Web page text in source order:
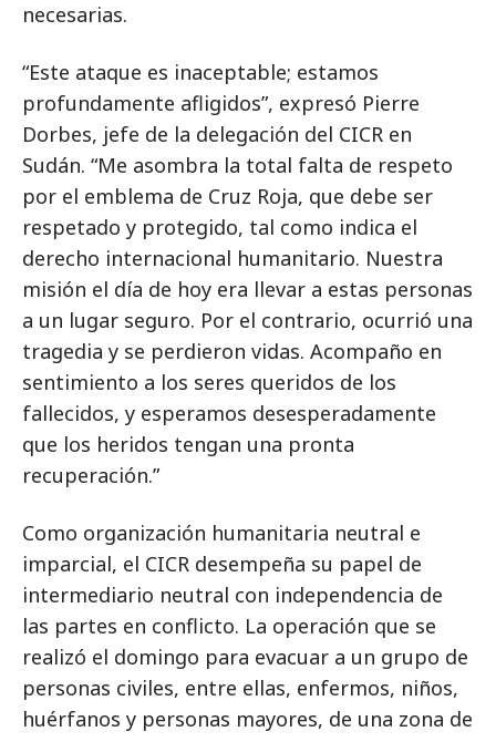
necesarias.
“Este ataque es inaceptable; estamos
profundamente afligidos”, expresó Pierre
Dorbes, jefe de la delegación del CICR en
Sudán. “Me asombra la total falta de respeto
por el emblema de Cruz Roja, que debe ser
respetado y protegido, tal como indica el
derecho internacional humanitario. Nuestra
misión el día de hoy era llevar a estas personas
a un lugar seguro. Por el contrario, ocurrió una
tragedia y se perdieron vidas. Acompaño en
sentimiento a los seres queridos de los
fallecidos, y esperamos desesperadamente
que los heridos tengan una pronta
recuperación.”
Como organización humanitaria neutral e
imparcial, el CICR desempeña su papel de
intermediario neutral con independencia de
las partes en conflicto. La operación que se
realizó el domingo para evacuar a un grupo de
personas civiles, entre ellas, enfermos, niños,
huérfanos y personas mayores, de una zona de